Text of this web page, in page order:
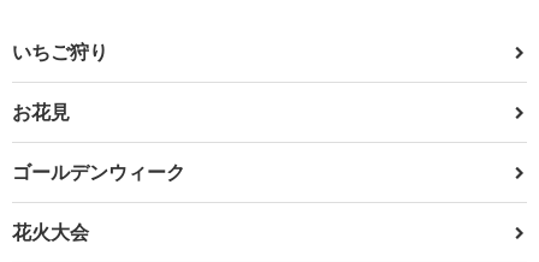
いちご狩り
お花見
ゴールデンウィーク
花火大会